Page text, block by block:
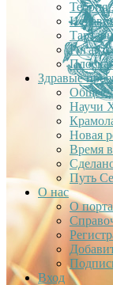
Теория
Здравые
Общее
Научи
Новая
Время
Путь
О нас
О
Вход